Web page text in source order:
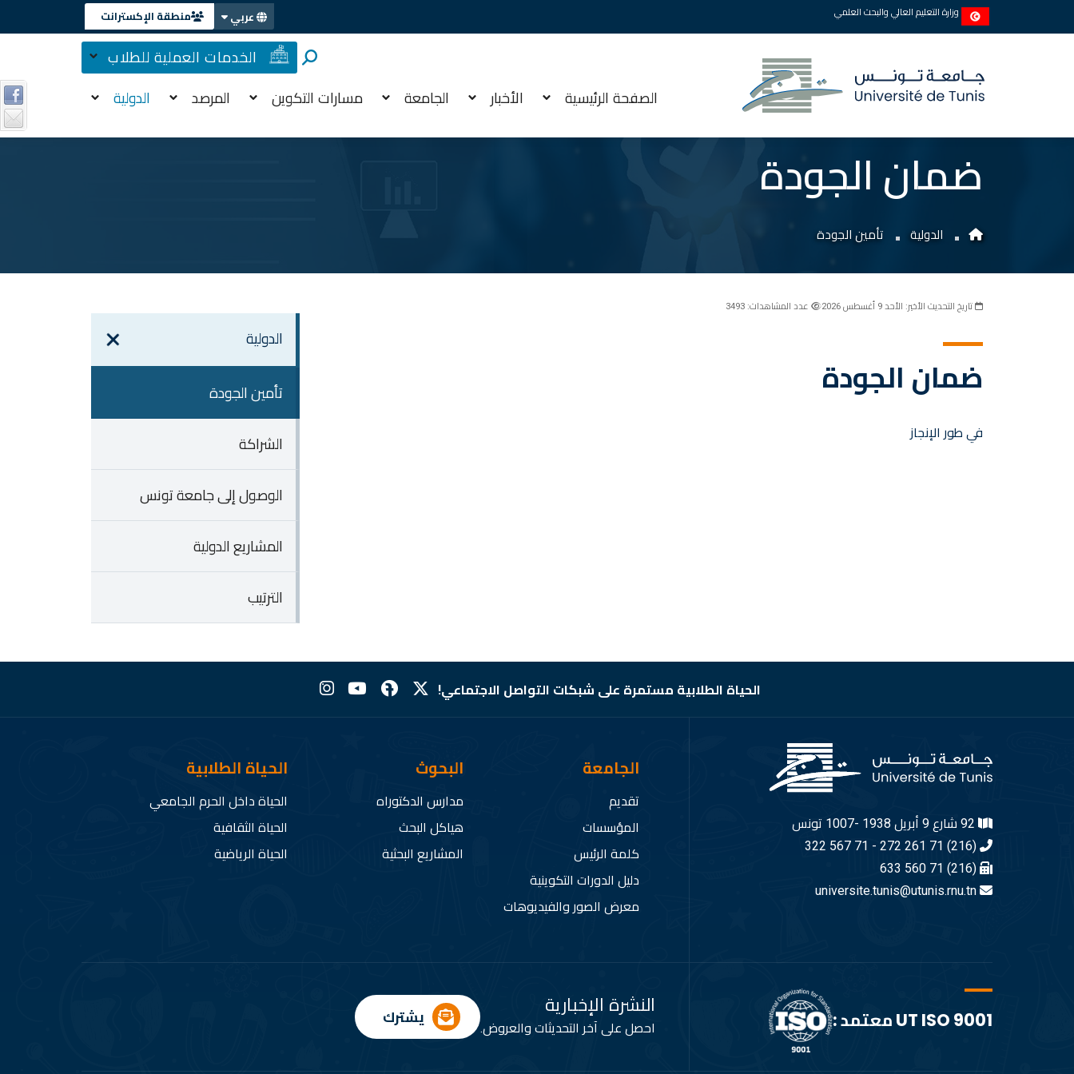
وزارة التعليم العالي والبحث العلمي عربي منطقة الإكسترانت
الخدمات العملية للطلاب
الصفحة الرئيسية الأخبار الجامعة مسارات التكوين المرصد الدولية
ضمان الجودة
الدولية تأمين الجودة
الدولية
تأمين الجودة
الشراكة
الوصول إلى جامعة تونس
المشاريع الدولية
الترتيب
تاريخ التحديث الأخير: الأحد 9 أغسطس 2026 عدد المشاهدات: 3493
ضمان الجودة
في طور الإنجاز
الحياة الطلابية مستمرة على شبكات التواصل الاجتماعي!
(216) 71 261 272 - 71 567 322
(216) 71 560 633
universite.tunis@utunis.rnu.tn
الجامعة
تقديم
المؤسسات
كلمة الرئيس
دليل الدورات التكوينية
معرض الصور والفيديوهات
البحوث
مدارس الدكتوراه
هياكل البحث
المشاريع البحثية
الحياة الطلابية
الحياة داخل الحرم الجامعي
الحياة الثقافية
الحياة الرياضية
UT ISO 9001 معتمد :
النشرة الإخبارية
احصل على آخر التحديثات والعروض.
يشترك